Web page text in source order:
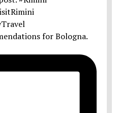
for Bologna.